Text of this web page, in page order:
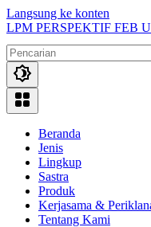
Langsung ke konten
LPM PERSPEKTIF FEB
Beranda
Jenis
Lingkup
Sastra
Produk
Kerjasama &
Tentang Kami